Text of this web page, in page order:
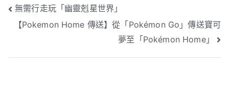
文
章
導
無需行走玩「幽靈剋星世界」
【Pokemon Home 傳送】從「Pokémon Go」傳送寶可
夢至「Pokémon Home」